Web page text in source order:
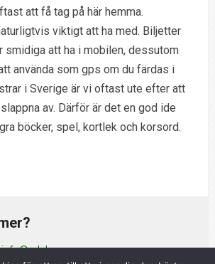
att få tag på här hemma.
viktigt att ha med. Biljetter
smidiga att ha i mobilen, dessutom
använda som gps om du färdas i
i Sverige är vi oftast ute efter att
av. Därför är det en god ide
böcker, spel, kortlek och korsord.
info@adelso.nu